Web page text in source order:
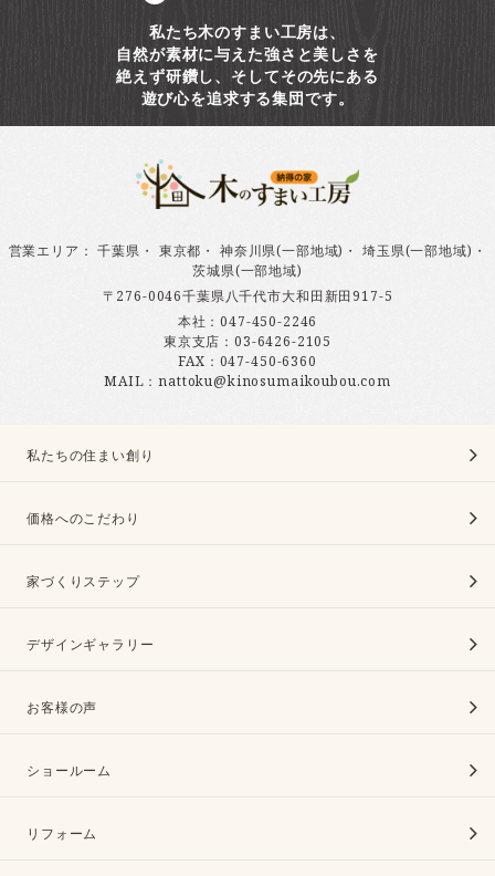
私たち木のすまい工房は、
自然が素材に与えた強さと美しさを
絶えず研鑽し、そしてその先にある
遊び心を追求する集団です。
営業エリア ：千葉県 ・ 東京都 ・ 神奈川県(一部地域) ・ 埼玉県(一部地域) ・
茨城県(一部地域)
〒276-0046千葉県八千代市大和田新田917-5
本社：047-450-2246
東京支店：03-6426-2105
FAX：047-450-6360
MAIL：nattoku@kinosumaikoubou.com
私たちの住まい創り
価格へのこだわり
家づくりステップ
デザインギャラリー
お客様の声
ショールーム
リフォーム